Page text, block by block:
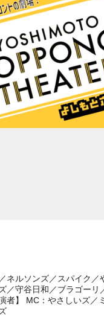
ネルソンズ／スパイク／
／守谷日和／ブラゴーリ
者】 MC：やさしいズ／